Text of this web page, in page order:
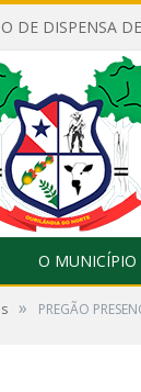
O MUNICÍPIO
» PREGÃO